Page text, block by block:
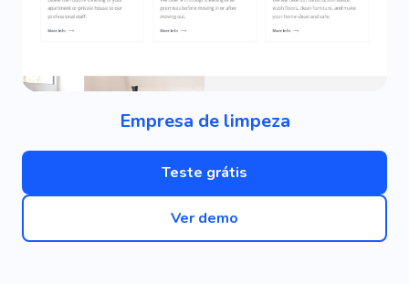
Empresa de limpeza
Teste grátis
Ver demo